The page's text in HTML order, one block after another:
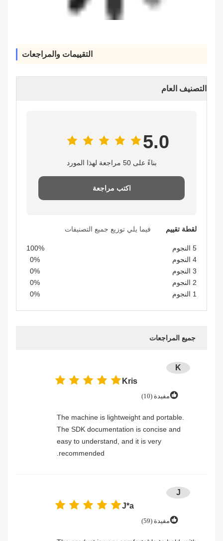
التقييمات والمراجعات
التصنيف العام
5.0
بناءً على 50 مراجعة لهذا المورد
اكتب مراجعة
لقطة تقييم فيما يلي توزيع جميع التصنيفات
5 النجوم
100%
4 النجوم
0%
3 النجوم
0%
2 النجوم
0%
1 النجوم
0%
جميع المراجعات
K
Kris
مفيدة (10)
The machine is lightweight and portable.
The SDK documentation is concise and
easy to understand, and it is very
recommended.
J
J*a
مفيدة (59)